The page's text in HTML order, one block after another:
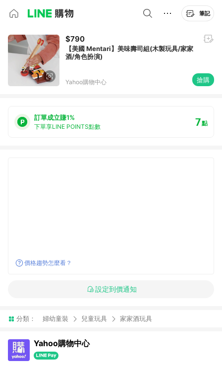
筆記
$790
【美國 Mentari】美味壽司組(木製玩具/家家
酒/角色扮演)
Yahoo購物中心 搶購
訂單成立賺1%
下單享LINE POINTS點數 7點
價格趨勢怎麼看？
設定到價通知
分類： 婦幼童裝 兒童玩具 家家酒玩具
Yahoo購物中心